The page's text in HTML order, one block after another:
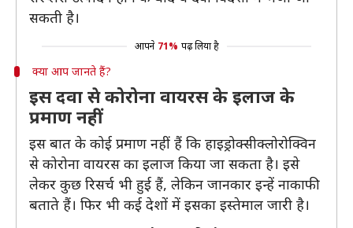
सकती है।
आपने 71% पढ़ लिया है
क्या आप जानते हैं?
इस दवा से कोरोना वायरस के इलाज के
प्रमाण नहीं
इस बात के कोई प्रमाण नहीं हैं कि हाइड्रोक्सीक्लोरोक्विन
से कोरोना वायरस का इलाज किया जा सकता है। इसे
लेकर कुछ रिसर्च भी हुई हैं, लेकिन जानकार इन्हें नाकाफी
बताते हैं। फिर भी कई देशों में इसका इस्तेमाल जारी है।